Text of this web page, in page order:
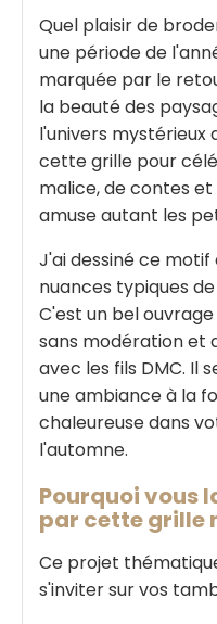
Quel plaisir de
une période de
marquée par le
la beauté des
l'univers mystérieux
cette grille pour
malice, de contes et
amuse autant les
J'ai dessiné ce
nuances typiques
C'est un bel
sans modération et
avec les fils DMC. Il
une ambiance à la
chaleureuse dans
l'automne.
Pourquoi vous
par cette grille
Ce projet
s'inviter sur vos